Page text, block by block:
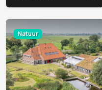
Natuur